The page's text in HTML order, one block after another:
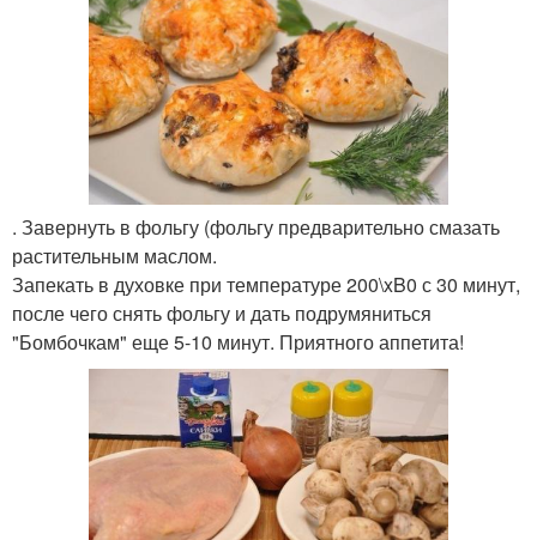
. Завернуть в фольгу (фольгу предварительно смазать
растительным маслом.
Запекать в духовке при температуре 200\xB0 с 30 минут,
после чего снять фольгу и дать подрумяниться
"Бомбочкам" еще 5-10 минут. Приятного аппетита!